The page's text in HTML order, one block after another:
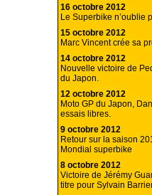
16 octobre 2012
Le Superbike n’oublie
15 octobre 2012
Marc Vincent crée sa
14 octobre 2012
Nouvelle victoire de
du Japon.
12 octobre 2012
Moto GP du Japon,
essais libres.
9 octobre 2012
Retour sur la saison
Mondial superbike
8 octobre 2012
Victoire de Jérémy
titre pour Sylvain